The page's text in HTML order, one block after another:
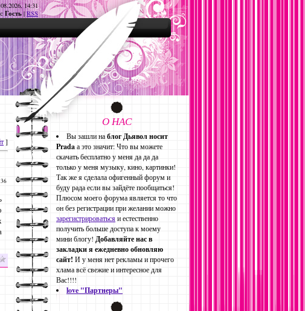
14:31
Гость | RSS
]
О НАС
Вы зашли наблог Дьявол носит
Pradaа это значит: Что вы можете
скачать бесплатно у меня да да да
только у меня музыку, кино, картинки!
Так же я сделала офигенный форум и
буду рада если вы зайдёте пообщаться!
Плюсом моего форума является то что
он без регистрации при желании можно
зарегистрироватьсяи естественно
получить больше доступа к моему
мини блогу! Добавляйте нас в
закладки я ежедневно обновляю
сайт! И у меня нет рекламы и прочего
хлама всё свежие и интересное для
Вас!!!!
love "Партнеры"